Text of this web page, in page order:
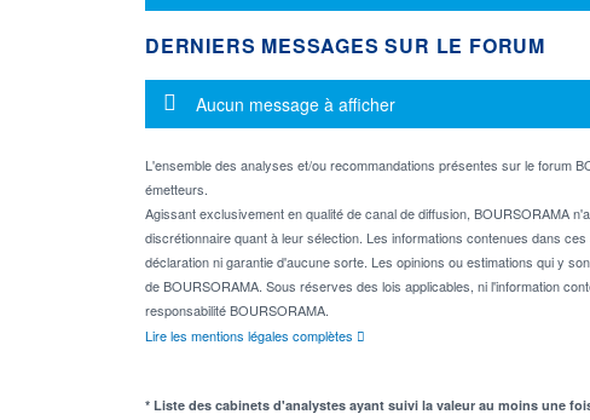
DERNIERS MESSAGES SUR LE FORUM
Message d'information
Aucun message à afficher
L'ensemble des analyses et/ou recommandations présentes sur le forum
émetteurs.
Agissant exclusivement en qualité de canal de diffusion, BOURSORAMA
discrétionnaire quant à leur sélection. Les informations contenues dans
déclaration ni garantie d'aucune sorte. Les opinions ou estimations qui y
de BOURSORAMA. Sous réserves des lois applicables, ni l'information
responsabilité BOURSORAMA.
Lire les mentions légales complètes
* Liste des cabinets d'analystes ayant suivi la valeur au moins une